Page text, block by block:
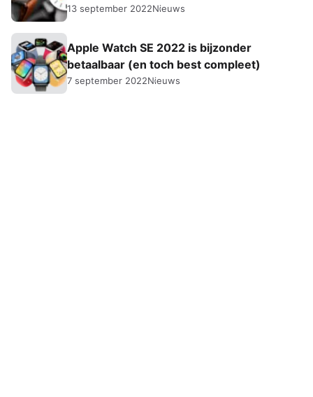
13 september 2022Nieuws
Apple Watch SE 2022 is bijzonder
betaalbaar (en toch best compleet)
7 september 2022Nieuws